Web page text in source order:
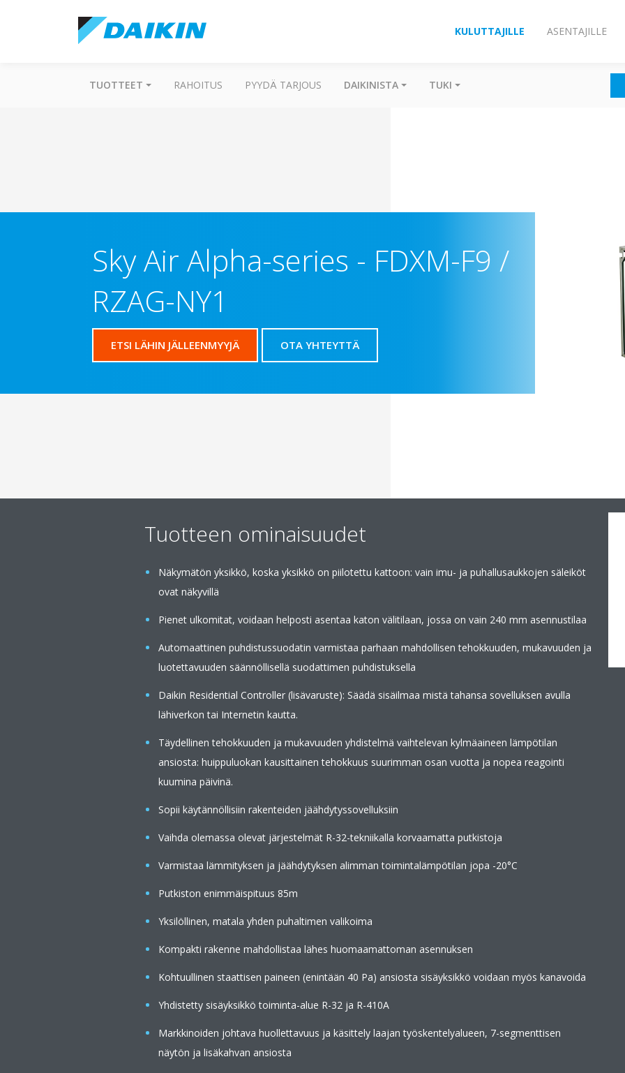
KULUTTAJILLE ASENTAJILLE
TUOTTEET RAHOITUS PYYDÄ TARJOUS DAIKINISTA TUKI
Sky Air Alpha-series - FDXM-F9 /
RZAG-NY1
ETSI LÄHIN JÄLLEENMYYJÄ OTA YHTEYTTÄ
Tuotteen ominaisuudet
Näkymätön yksikkö, koska yksikkö on piilotettu kattoon: vain imu- ja puhallusaukkojen säleiköt
ovat näkyvillä
Pienet ulkomitat, voidaan helposti asentaa katon välitilaan, jossa on vain 240 mm asennustilaa
Automaattinen puhdistussuodatin varmistaa parhaan mahdollisen tehokkuuden, mukavuuden ja
luotettavuuden säännöllisellä suodattimen puhdistuksella
Daikin Residential Controller (lisävaruste): Säädä sisäilmaa mistä tahansa sovelluksen avulla
lähiverkon tai Internetin kautta.
Täydellinen tehokkuuden ja mukavuuden yhdistelmä vaihtelevan kylmäaineen lämpötilan
ansiosta: huippuluokan kausittainen tehokkuus suurimman osan vuotta ja nopea reagointi
kuumina päivinä.
Sopii käytännöllisiin rakenteiden jäähdytyssovelluksiin
Vaihda olemassa olevat järjestelmät R-32-tekniikalla korvaamatta putkistoja
Varmistaa lämmityksen ja jäähdytyksen alimman toimintalämpötilan jopa -20°C
Putkiston enimmäispituus 85m
Yksilöllinen, matala yhden puhaltimen valikoima
Kompakti rakenne mahdollistaa lähes huomaamattoman asennuksen
Kohtuullinen staattisen paineen (enintään 40 Pa) ansiosta sisäyksikkö voidaan myös kanavoida
Yhdistetty sisäyksikkö toiminta-alue R-32 ja R-410A
Markkinoiden johtava huollettavuus ja käsittely laajan työskentelyalueen, 7-segmenttisen
näytön ja lisäkahvan ansiosta